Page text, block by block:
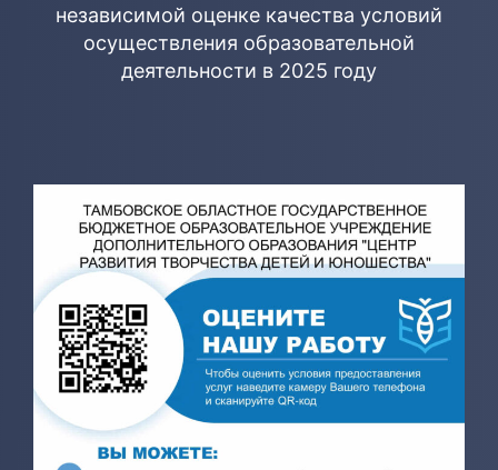
независимой оценке качества условий
осуществления образовательной
деятельности в 2025 году